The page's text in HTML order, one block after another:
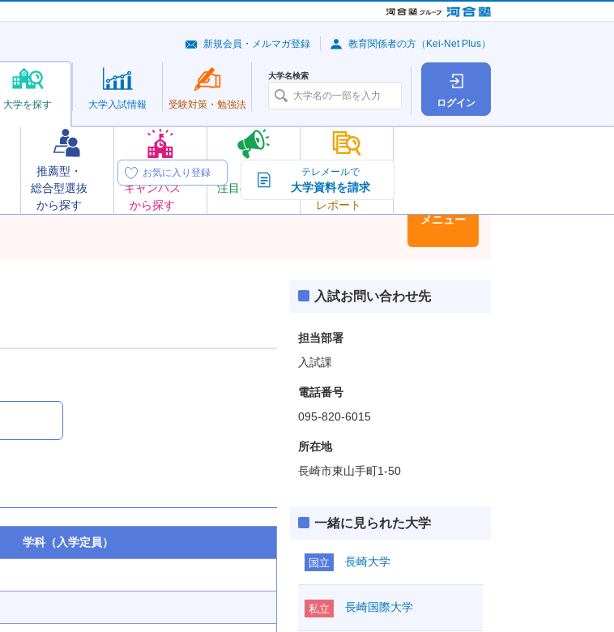
ログイン
大学を探す
推薦型・
総合型選抜
から探す
オープン
キャンパス
から探す
注目の大学
大学の今
トピック＆
レポート
大学入試情報 受験対策・ 勉強法
大学名検索
新規会員・メルマガ登録 教育関係者の方（Kei-Net Plus）
お気に入り登録 テレメールで
大学資料を請求
メニュー
学科（入学定員）
入試お問い合わせ先
担当部署
入試課
電話番号
095-820-6015
所在地
長崎市東山手町1-50
一緒に見られた大学
国立 長崎大学
私立 長崎国際大学